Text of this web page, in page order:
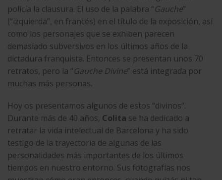
policía la clausura. El uso de la palabra “Gauche”
(“izquierda”, en francés) en el título de la exposición, así
como los personajes que se exhiben parecen
demasiado subversivos en los últimos años de la
dictadura franquista. Entonces se presentan unos 70
retratos, pero la “Gauche Divine” está integrada por
muchas más personas.
Hoy os presentamos algunos de estos “divinos”.
Durante más de 40 años, Colita se ha dedicado a
retratar la vida intelectual de Barcelona y ha sido
testigo de la trayectoria de algunas de las
personalidades más importantes de los últimos
tiempos en nuestro entorno. Sus fotografías nos